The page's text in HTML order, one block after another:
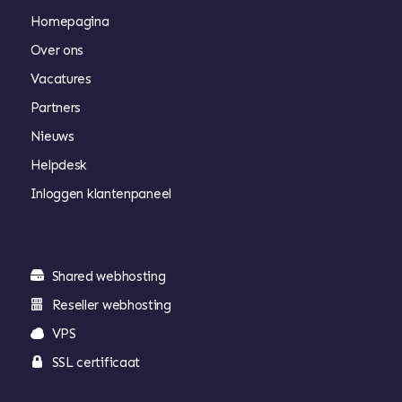
Homepagina
Over ons
Vacatures
Partners
Nieuws
Helpdesk
Inloggen klantenpaneel
Shared webhosting
Reseller webhosting
VPS
SSL certificaat